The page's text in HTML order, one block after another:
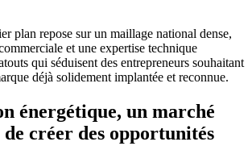
plan repose sur un maillage national dense,
et une expertise technique
qui séduisent des entrepreneurs souhaitant
déjà solidement implantée et reconnue.
énergétique, un marché
créer des opportunités